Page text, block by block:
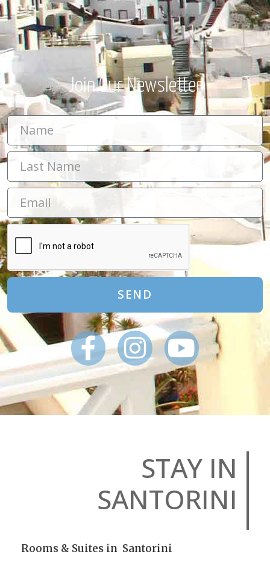
Join Our Newsletter
SEND
STAY IN
SANTORINI
Rooms & Suites in Santorini